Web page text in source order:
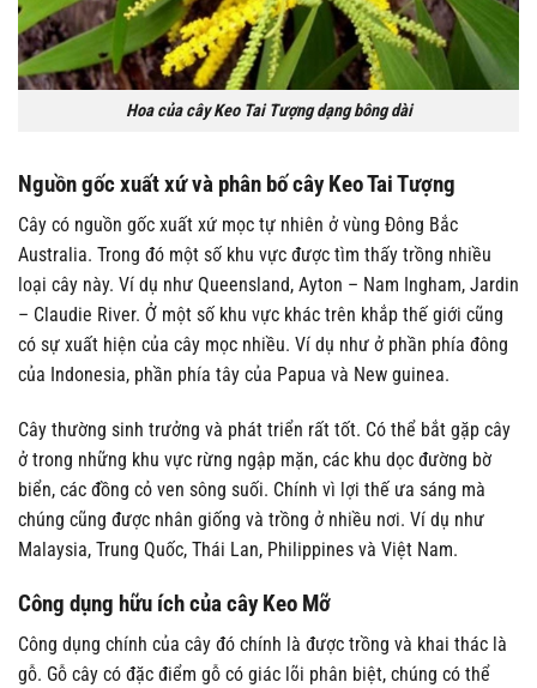
Hoa của cây Keo Tai Tượng dạng bông dài
Nguồn gốc xuất xứ và phân bố cây Keo Tai Tượng
Cây có nguồn gốc xuất xứ mọc tự nhiên ở vùng Đông Bắc
Australia. Trong đó một số khu vực được tìm thấy trồng nhiều
loại cây này. Ví dụ như Queensland, Ayton – Nam Ingham, Jardin
– Claudie River. Ở một số khu vực khác trên khắp thế giới cũng
có sự xuất hiện của cây mọc nhiều. Ví dụ như ở phần phía đông
của Indonesia, phần phía tây của Papua và New guinea.
Cây thường sinh trưởng và phát triển rất tốt. Có thể bắt gặp cây
ở trong những khu vực rừng ngập mặn, các khu dọc đường bờ
biển, các đồng cỏ ven sông suối. Chính vì lợi thế ưa sáng mà
chúng cũng được nhân giống và trồng ở nhiều nơi. Ví dụ như
Malaysia, Trung Quốc, Thái Lan, Philippines và Việt Nam.
Công dụng hữu ích của cây Keo Mỡ
Công dụng chính của cây đó chính là được trồng và khai thác là
gỗ. Gỗ cây có đặc điểm gỗ có giác lõi phân biệt, chúng có thể